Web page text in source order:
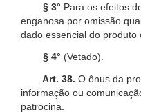
§ 3° Para os efeitos
enganosa por omissão
dado essencial do produto
§ 4° (Vetado).
Art. 38. O ônus da
informação ou
patrocina.